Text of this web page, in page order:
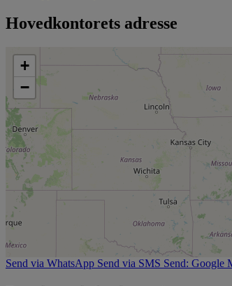
Hovedkontorets adresse
+
−
Send via WhatsApp Send via SMS Send: Google